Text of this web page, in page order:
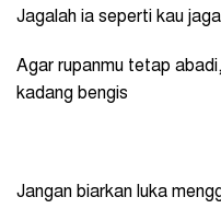
Jagalah ia seperti kau
Agar rupanmu tetap
kadang bengis
Jangan biarkan luka